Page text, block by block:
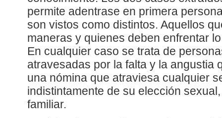
permite adentrase en primera
son vistos como distintos. Aquellos
maneras y quienes deben enfrentar
En cualquier caso se trata de
atravesadas por la falta y la angustia
una nómina que atraviesa cualquier
indistintamente de su elección
familiar.